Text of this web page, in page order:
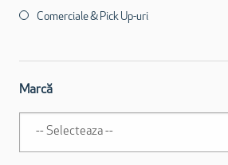
Comerciale & Pick Up-uri
Marcă